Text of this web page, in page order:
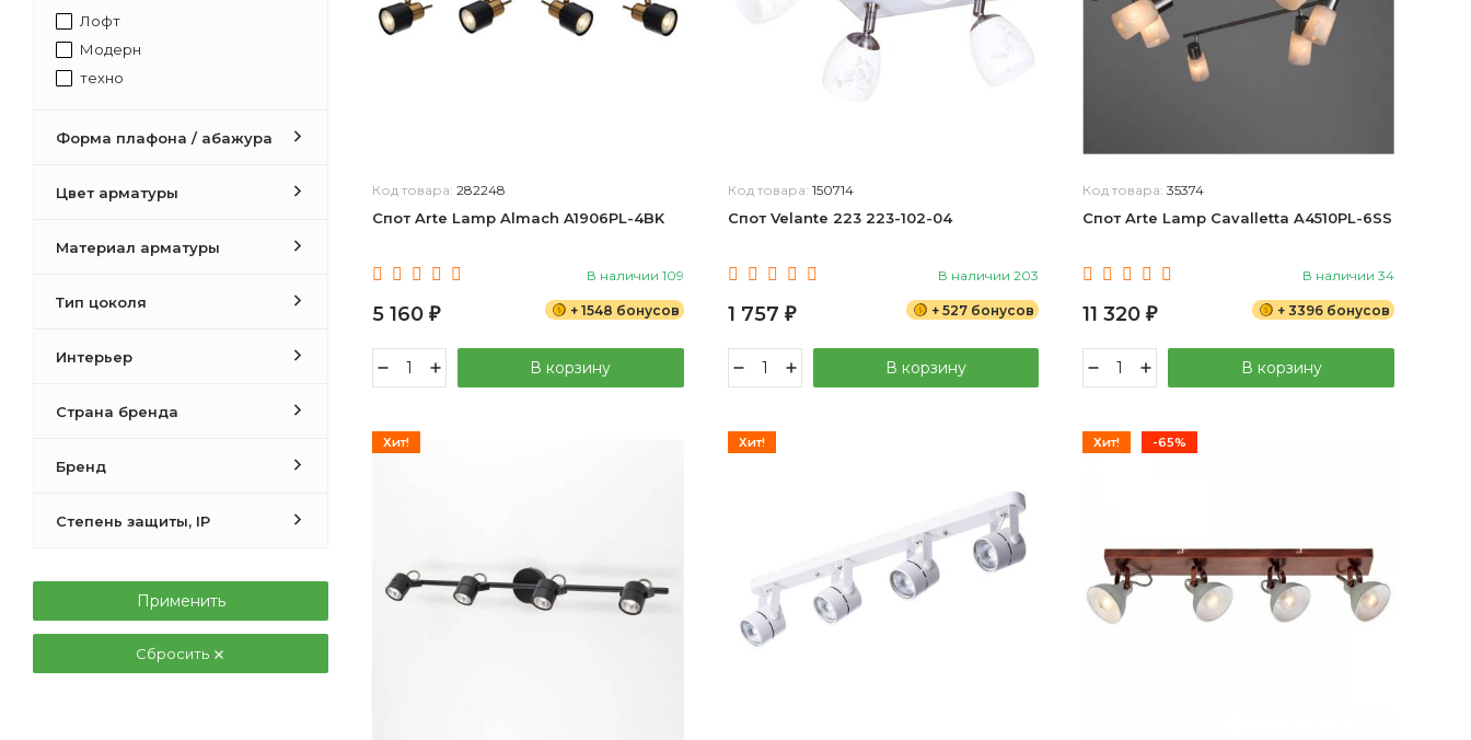
Лофт
Модерн
техно
Форма плафона / абажура
Цвет арматуры
Материал арматуры
Тип цоколя
Интерьер
Страна бренда
Бренд
Степень защиты, IP
Применить
Сбросить
Код товара: 282248
Спот Arte Lamp Almach A1906PL-4BK
В наличии 109
5 160 ₽ + 1548 бонусов
В корзину
Код товара: 150714
Спот Velante 223 223-102-04
В наличии 203
1 757 ₽ + 527 бонусов
В корзину
Код товара:35374
Спот Arte Lamp Cavalletta A4510PL-6SS
В наличии 34
11 320₽ + 3396 бонусов
В корзину
Хит! Хит! Хит! -65%